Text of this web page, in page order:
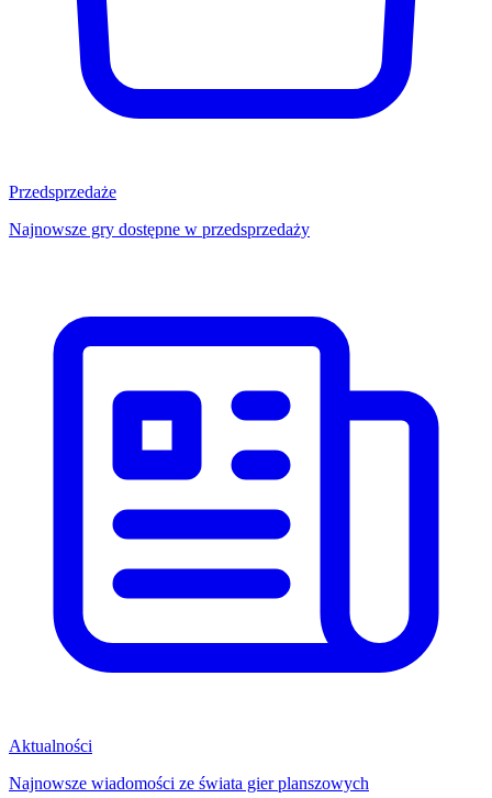
Przedsprzedaże
Najnowsze gry dostępne w przedsprzedaży
Aktualności
Najnowsze wiadomości ze świata gier planszowych